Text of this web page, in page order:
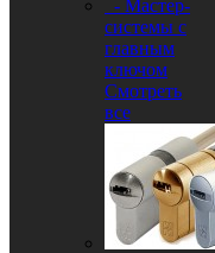
- Мастер-
системы с
главным
ключом
Смотреть
все